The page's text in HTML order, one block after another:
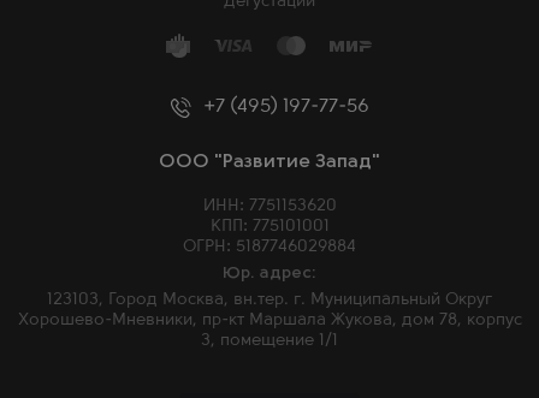
+7 (495) 197-77-56
ООО "Развитие Запад"
ИНН: 7751153620
КПП: 775101001
ОГРН: 5187746029884
Юр. адрес:
123103, Город Москва, вн.тер. г. Муниципальный Округ
Хорошево-Мневники, пр-кт Маршала Жукова, дом 78, корпус
3, помещение 1/1